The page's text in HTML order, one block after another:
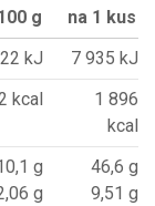
g
na 1 kus
kJ
7 935 kJ
kcal
1 896
kcal
g
g
46,6 g
9,51 g